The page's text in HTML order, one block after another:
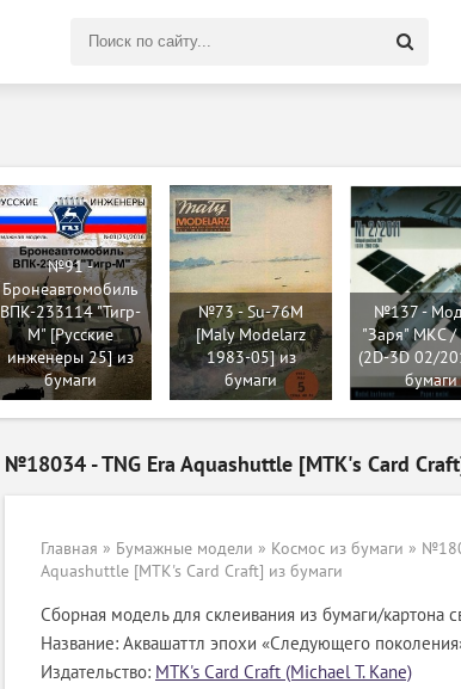
№91 -
Бронеавтомобиль
ВПК-233114 "Тигр-
М" [Русские
инженеры 25] из
бумаги
№73 - Su-76M
[Maly Modelarz
1983-05] из
бумаги
№137 -
"Заря" МКС /
(2D-3D 02/
бумаги
№18034 - TNG Era Aquashuttle [MTK's Card
Главная » Бумажные модели » Космос из бумаги »
Aquashuttle [MTK's Card Craft] из бумаги
Сборная модель для склеивания из бумаги/картона
Название: Аквашаттл эпохи «Следующего
Издательство: MTK's Card Craft (Michael T. Kane)